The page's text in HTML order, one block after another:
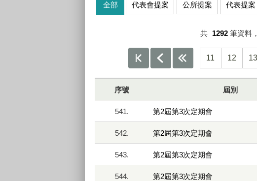
全部 代表會提案 公所提案 代表提案
共 1292 筆資料
11 12 13
序號 屆別
541. 第2屆第3次定期會
542. 第2屆第3次定期會
543. 第2屆第3次定期會
544. 第2屆第3次定期會